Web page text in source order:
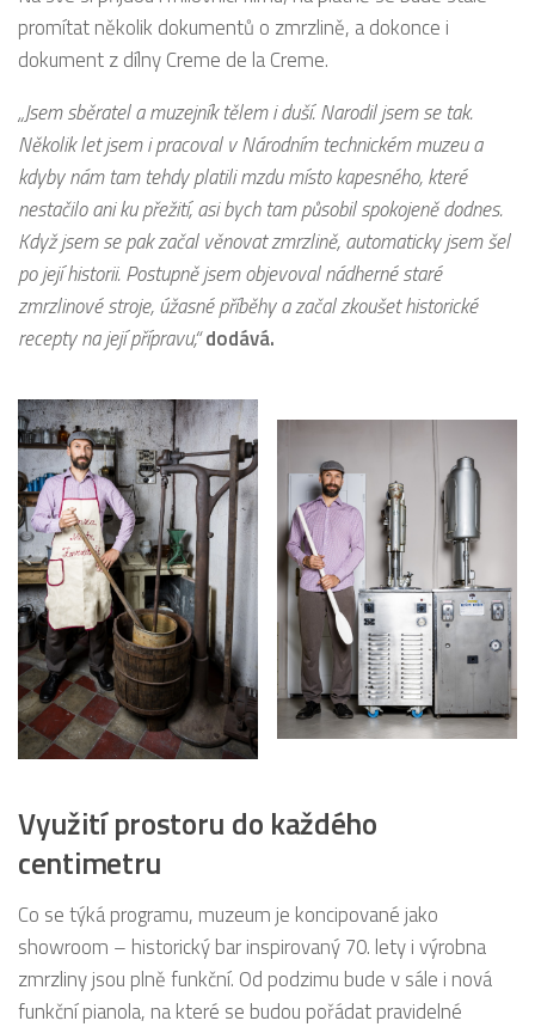
promítat několik dokumentů o zmrzlině, a dokonce i
dokument z dílny Creme de la Creme.
„Jsem sběratel a muzejník tělem i duší. Narodil jsem se tak.
Několik let jsem i pracoval v Národním technickém muzeu a
kdyby nám tam tehdy platili mzdu místo kapesného, které
nestačilo ani ku přežití, asi bych tam působil spokojeně dodnes.
Když jsem se pak začal věnovat zmrzlině, automaticky jsem šel
po její historii. Postupně jsem objevoval nádherné staré
zmrzlinové stroje, úžasné příběhy a začal zkoušet historické
recepty na její přípravu,“dodává.
Využití prostoru do každého
centimetru
Co se týká programu, muzeum je koncipované jako
showroom – historický bar inspirovaný 70. lety i výrobna
zmrzliny jsou plně funkční. Od podzimu bude v sále i nová
funkční pianola, na které se budou pořádat pravidelné